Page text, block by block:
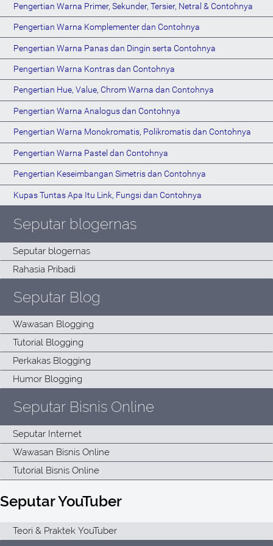
Pengertian Warna Primer, Sekunder, Tersier, Netral & Contohnya
Pengertian Warna Komplementer dan Contohnya
Pengertian Warna Panas dan Dingin serta Contohnya
Pengertian Warna Kontras dan Contohnya
Pengertian Hue, Value, Chrom Warna dan Contohnya
Pengertian Warna Analogus dan Contohnya
Pengertian Warna Monokromatis, Polikromatis dan Contohnya
Pengertian Warna Pastel dan Contohnya
Pengertian Keseimbangan Simetris dan Contohnya
Kupas Tuntas Apa Itu Link, Fungsi dan Contohnya
Seputar blogernas
Seputar Blog
Seputar Bisnis Online
Seputar YouTuber